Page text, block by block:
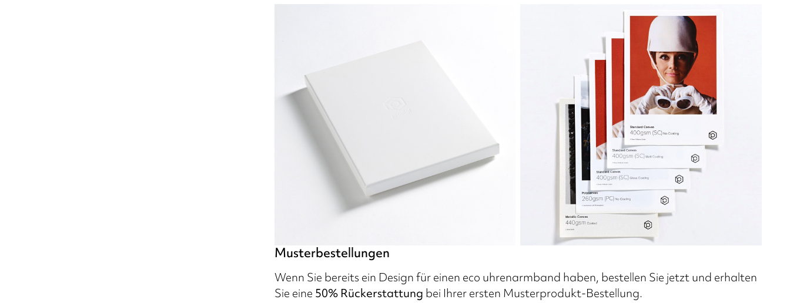
Musterbestellungen
Wenn Sie bereits ein Design für einen eco uhrenarmband haben, bestellen Sie jetzt und erhalten
Sie eine 50% Rückerstattung bei Ihrer ersten Musterprodukt-Bestellung.